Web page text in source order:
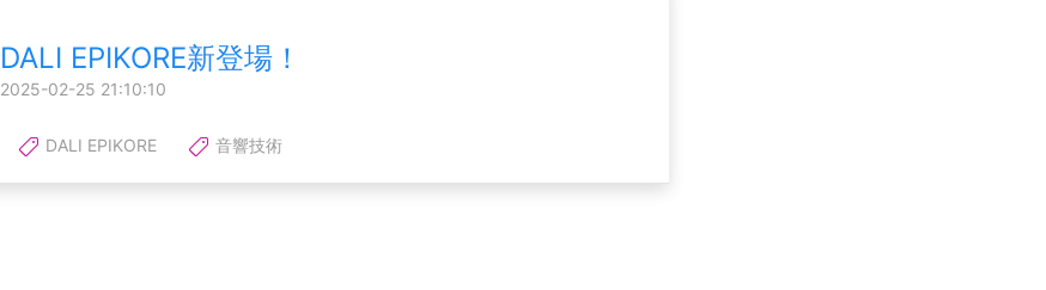
DALI EPIKORE新登場！
2025-02-25 21:10:10
DALI EPIKORE 音響技術